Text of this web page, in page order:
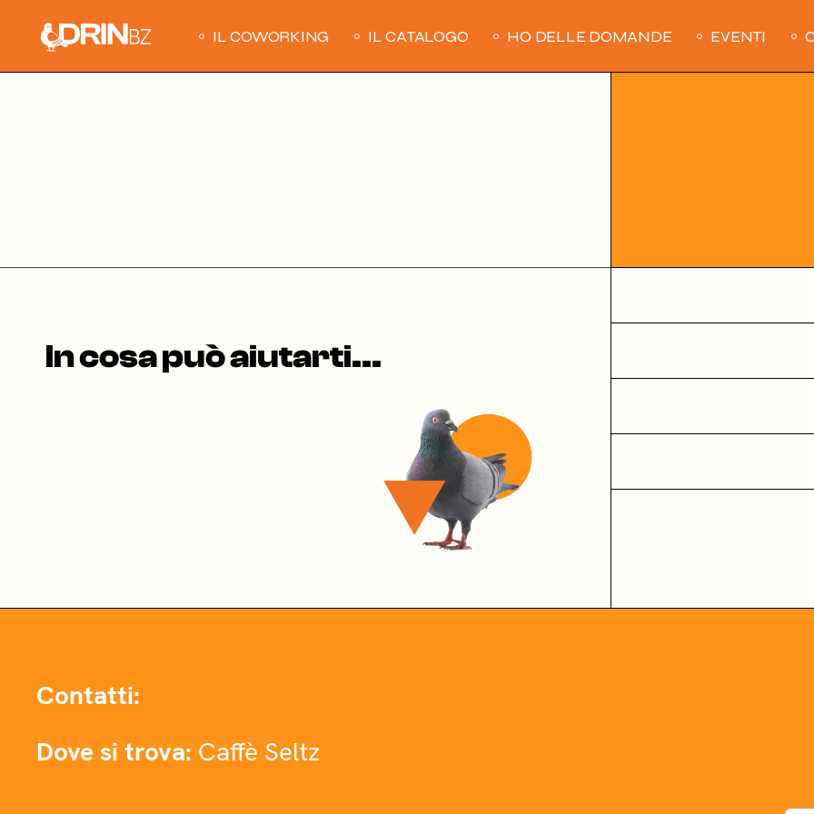
content
IL COWORKING IL CATALOGO HO DELLE DOMANDE EVENTI
In cosa può aiutarti...
Contatti:
Dove si trova: Caffè Seltz